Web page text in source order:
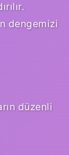
dengemizi
düzenli